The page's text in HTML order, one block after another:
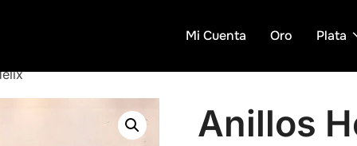
Mi Cuenta Oro Plata
Anillos